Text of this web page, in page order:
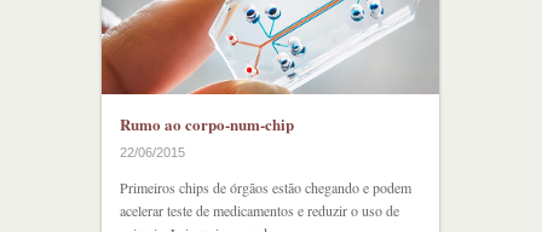
Rumo ao corpo-num-chip
22/06/2015
Primeiros chips de órgãos estão chegando e podem
acelerar teste de medicamentos e reduzir o uso de